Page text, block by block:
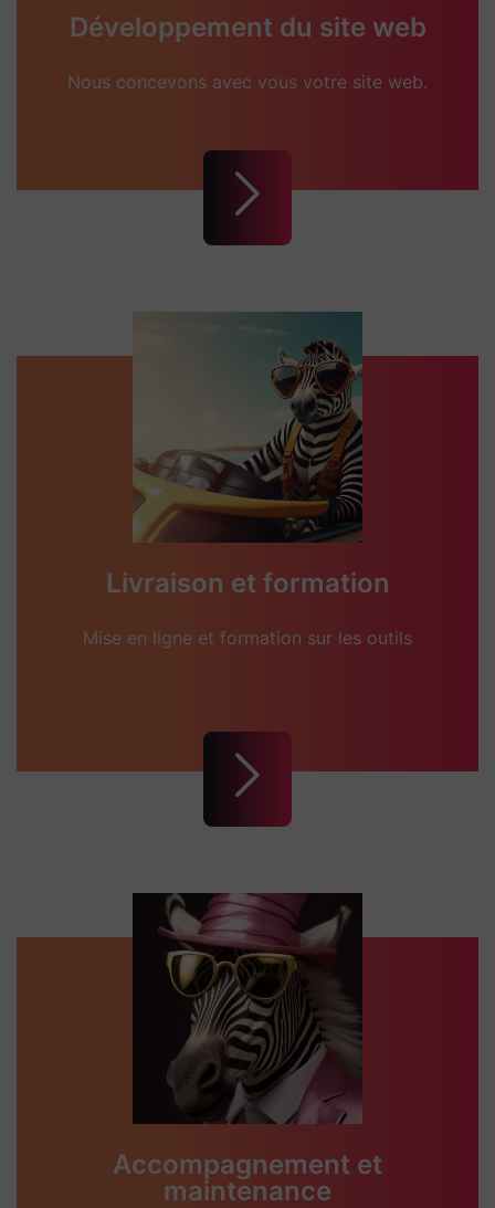
Développement du site web
Nous concevons avec vous votre site web.
Livraison et formation
Mise en ligne et formation sur les outils
Accompagnement et
maintenance